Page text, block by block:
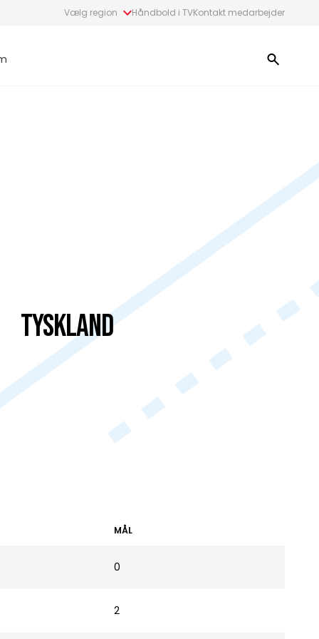
Vælg region Håndbold i TVKontakt medarbejder
Tyskland
MÅL
0
2